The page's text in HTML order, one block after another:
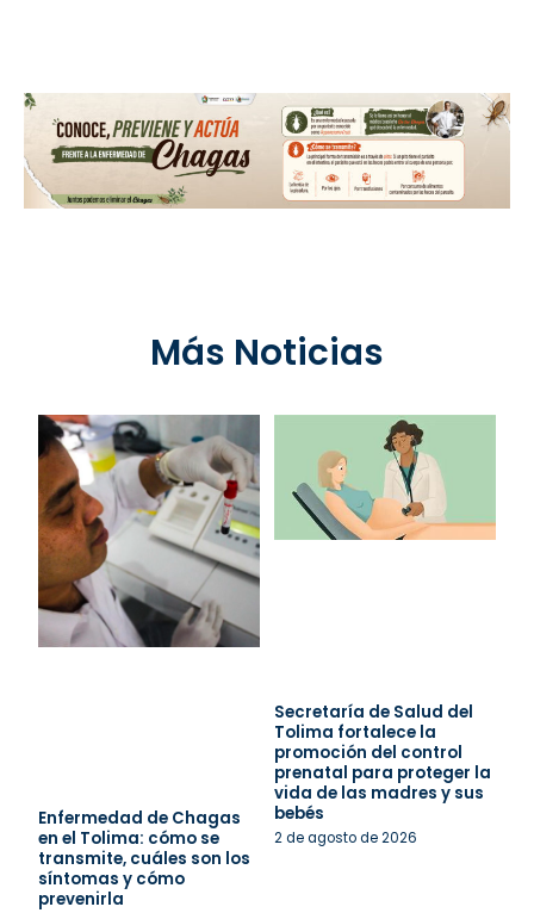
Más Noticias
Enfermedad de Chagas
en el Tolima: cómo se
transmite, cuáles son los
síntomas y cómo
prevenirla
Secretaría de Salud del
Tolima fortalece la
promoción del control
prenatal para proteger la
vida de las madres y sus
bebés
2 de agosto de 2026